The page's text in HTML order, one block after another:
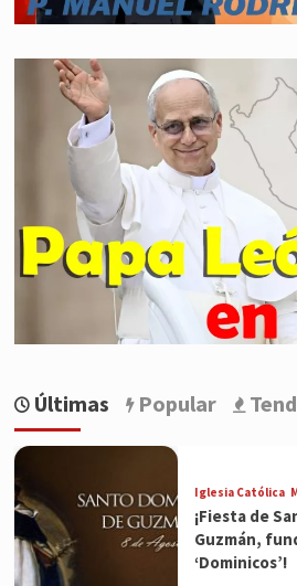
Últimas Popular
Iglesia Católica
¡Fiesta de
Guzmán,
‘Dominicos’!